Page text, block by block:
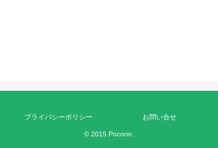
プライバシーポリシー お問い合せ
© 2015 Pocorin.